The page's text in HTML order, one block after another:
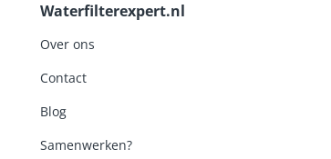
Waterfilterexpert.nl
Over ons
Contact
Blog
Samenwerken?